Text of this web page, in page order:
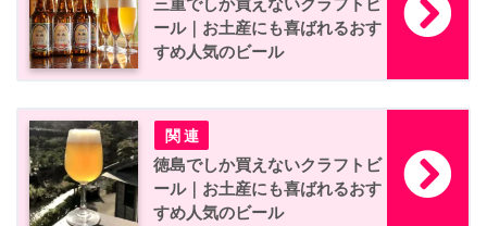
ール｜お土産にも喜ばれるおす
すめ人気のビール
徳島でしか買えないクラフトビ
ール｜お土産にも喜ばれるおす
すめ人気のビール